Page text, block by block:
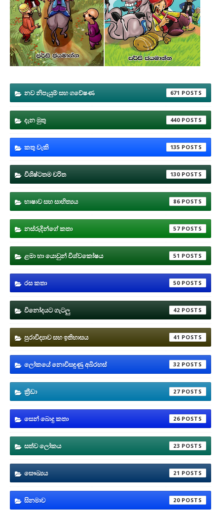
නව නිපැයුම් සහ ගවේෂණ 671
දැන මුතු 440
කතු වැකි 135
විශිෂ්ටතම චරිත 130
භාෂාව සහ සාහිත්‍යය 86
නස්රුදින්ගේ කතා 57
ළමා හා යොවුන් විශ්වකෝෂය 51
රස කතා 50
විනෝදයට ගැටලු 42
පුරාවිද්‍යාව සහ ඉතිහාසය 41
ලෝකයේ නොවිසඳුණු අබිරහස් 32
ක්‍රීඩා 27
සෙන් බොදු කතා 26
සත්ව ලෝකය 23
සෞඛ්‍යය 21
සිනමාව 20